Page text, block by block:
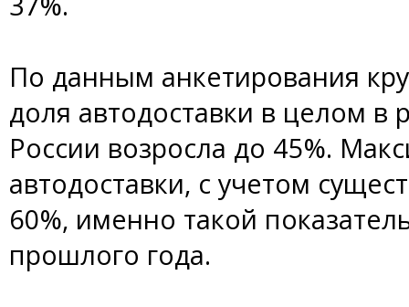
По данным анкетирования
доля автодоставки в целом в
России возросла до 45%.
автодоставки, с учетом
60%, именно такой
прошлого года.